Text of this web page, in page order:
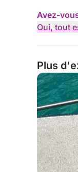
Avez-
Oui, tout
Plus